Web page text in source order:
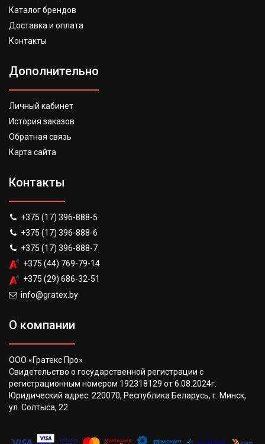
Каталог брендов
Доставка и оплата
Контакты
Дополнительно
Личный кабинет
История заказов
Обратная связь
Карта сайта
Контакты
+375 (17) 396-888-5
+375 (17) 396-888-6
+375 (17) 396-888-7
+375 (44) 769-79-14
+375 (29) 686-32-51
info@gratex.by
О компании
ООО «Гратекс Про»
Свидетельство о государственной регистрации с
регистрационным номером 192318129 от 6.08.2024г.
Юридический адрес: 220070, Республика Беларусь, г. Минск,
ул. Солтыса, 22